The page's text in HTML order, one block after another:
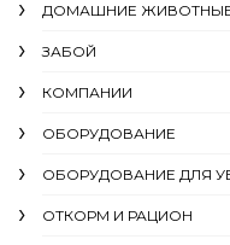
ДОМАШНИЕ
ЗАБОЙ
КОМПАНИИ
ОБОРУДОВАНИЕ
ОБОРУДОВАНИЕ ДЛЯ
ОТКОРМ И РАЦИОН